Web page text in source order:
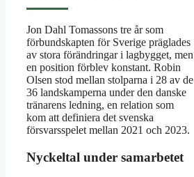
Jon Dahl Tomassons tre år som
förbundskapten för Sverige präglades
av stora förändringar i lagbygget, men
en position förblev konstant. Robin
Olsen stod mellan stolparna i 28 av de
36 landskamperna under den danske
tränarens ledning, en relation som
kom att definiera det svenska
försvarsspelet mellan 2021 och 2023.
Nyckeltal under samarbetet